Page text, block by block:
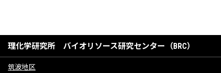
理化学研究所 バイオリソース研究センター（BRC）
筑波地区